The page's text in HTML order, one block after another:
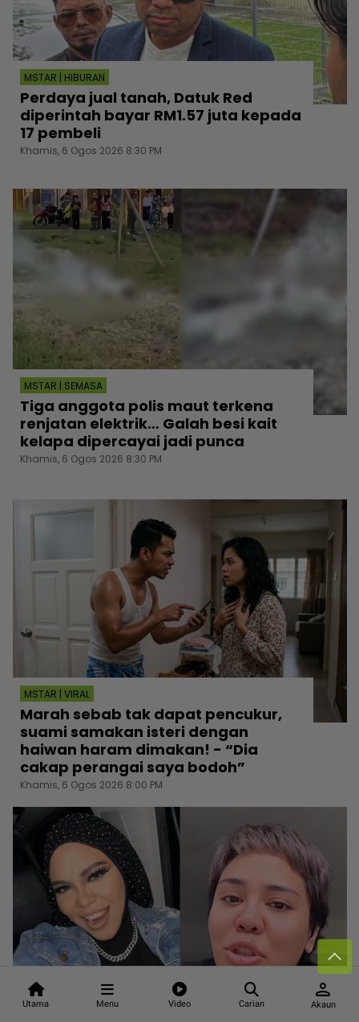
Utama Menu Video Carian
person
Akaun
MSTAR | HIBURAN
Perdaya jual tanah, Datuk Red
diperintah bayar RM1.57 juta kepada
17 pembeli
Khamis, 6 Ogos 2026 8:30 PM
MSTAR | SEMASA
Tiga anggota polis maut terkena
renjatan elektrik… Galah besi kait
kelapa dipercayai jadi punca
Khamis, 6 Ogos 2026 8:30 PM
MSTAR | VIRAL
Marah sebab tak dapat pencukur,
suami samakan isteri dengan
haiwan haram dimakan! - “Dia
cakap perangai saya bodoh”
Khamis, 6 Ogos 2026 8:00 PM
MSTAR | HIBURAN